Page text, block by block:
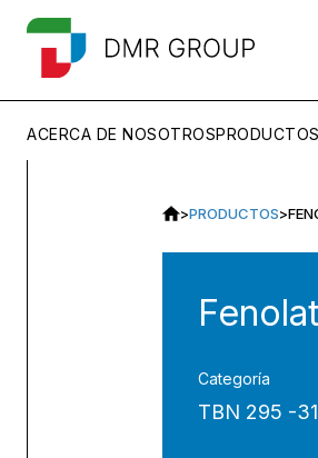
ACERCA DE NOSOTROSPRODUCTOS
>PRODUCTOS>
Categoría
TBN 295 -